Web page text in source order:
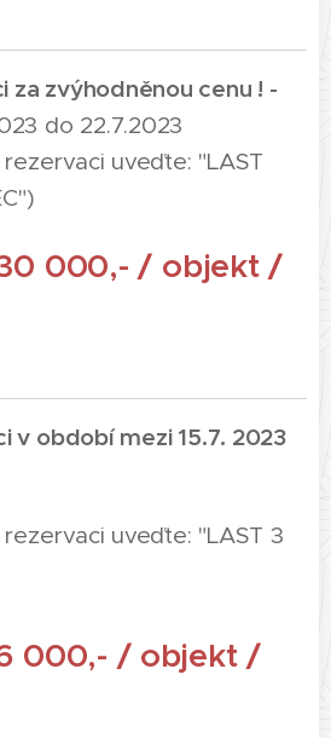
za zvýhodněnou cenu ! -
do 22.7.2023
uveďte: "LAST
000,- / objekt /
v období mezi 15.7. 2023
uveďte: "LAST 3
000,- / objekt /